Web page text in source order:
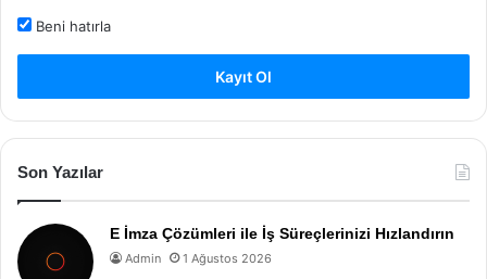
Beni hatırla
Kayıt Ol
Son Yazılar
E İmza Çözümleri ile İş Süreçlerinizi Hızlandırın
Admin 1 Ağustos 2026